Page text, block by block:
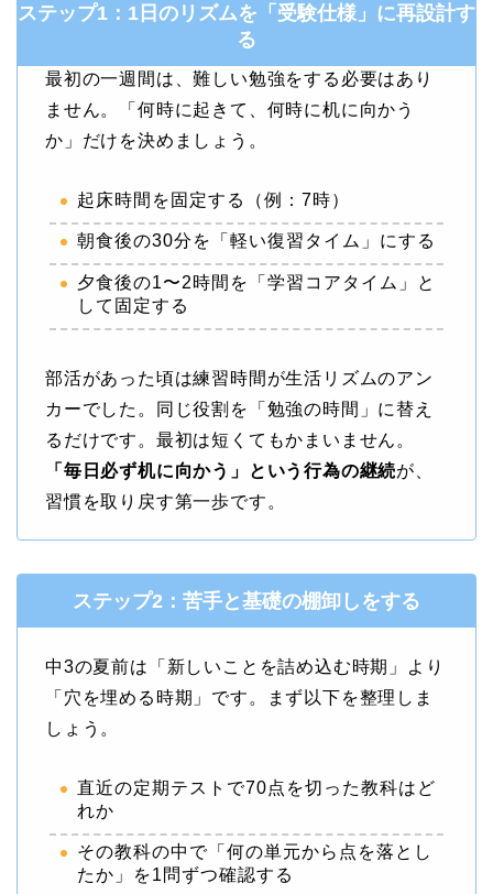
ステップ1：1日のリズムを「受験仕様」に再設計す
る
最初の一週間は、難しい勉強をする必要はあり
ません。「何時に起きて、何時に机に向かう
か」だけを決めましょう。
起床時間を固定する（例：7時）
朝食後の30分を「軽い復習タイム」にする
夕食後の1〜2時間を「学習コアタイム」と
して固定する
部活があった頃は練習時間が生活リズムのアン
カーでした。同じ役割を「勉強の時間」に替え
るだけです。最初は短くてもかまいません。
「毎日必ず机に向かう」という行為の継続が、
習慣を取り戻す第一歩です。
ステップ2：苦手と基礎の棚卸しをする
中3の夏前は「新しいことを詰め込む時期」より
「穴を埋める時期」です。まず以下を整理しま
しょう。
直近の定期テストで70点を切った教科はど
れか
その教科の中で「何の単元から点を落とし
たか」を1問ずつ確認する